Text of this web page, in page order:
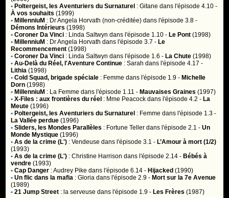
• Poltergeist, les Aventuriers du Surnaturel :Gitane dans l'épisode 4.10 -
À vos souhaits (1999)
• MillenniuM : Dr Angela Horvath (non-créditée) dans l'épisode 3.8 -
Démons Intérieurs (1998)
• Coroner Da Vinci : Linda Saltwyn dans l'épisode 1.10 - Le Pont (1998)
• MillenniuM : Dr Angela Horvath dans l'épisode 3.7 - Le
Recommencement (1998)
• Coroner Da Vinci : Linda Saltwyn dans l'épisode 1.6 - La Chute (1998)
• Au-Delà du Réel, l'Aventure Continue :Sarah dans l'épisode 4.17 -
Lithia (1998)
• Cold Squad, brigade spéciale : Femme dans l'épisode 1.9 - Michelle
Dorn (1998)
• MillenniuM : La Femme dans l'épisode 1.11 - Mauvaises Graines (1997)
• X-Files : aux frontières du réel : Mme Peacock dans l'épisode 4.2 - La
Meute (1996)
• Poltergeist, les Aventuriers du Surnaturel : Femme dans l'épisode 1.3 -
La Vallée perdue (1996)
• Sliders, les Mondes Parallèles : Fortune Teller dans l'épisode 2.1 -Un
Monde Mystique (1996)
• As de la crime (L') :Vendeuse dans l'épisode 3.1 - L’Amour à mort (1/2)
(1993)
• As de la crime (L') :Christine Harrison dans l'épisode 2.14 - Bébés à
vendre (1993)
• Cap Danger :Audrey Pike dans l'épisode 6.14 - Hijacked (1990)
• Un flic dans la mafia :Gloria dans l'épisode 2.9 - Mort sur la 7e Avenue
(1989)
• 21 Jump Street : la serveuse dans l'épisode 1.9 - Les Frères (1987)